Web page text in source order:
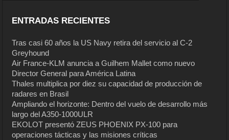
ENTRADAS RECIENTES
Tras casi 60 años la US Navy retira del servicio al C-2
Greyhound
Air France-KLM anuncia a Guilhem Mallet como nuevo
Director General para América Latina
Thales multiplica por diez su capacidad de producción de
radares en Brasil
Ampliando el horizonte: Dentro del vuelo de desarrollo más
largo del A350-1000ULR
EKOLOT presentó ZEUS PHOENIX PX-100 para
operaciones tácticas y las misiones críticas